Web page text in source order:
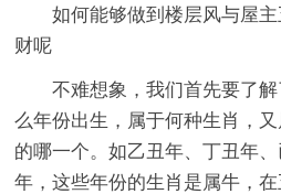
如何能够做到楼层风与屋
财呢
不难想象，我们首先要了
么年份出生，属于何种生肖，
的哪一个。如乙丑年、丁丑年
年，这些年份的生肖是属牛，在